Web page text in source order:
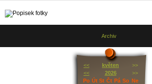
Archiv
<< květen
>>
<<
2026
>>
Po Út St Čt Pá So Ne